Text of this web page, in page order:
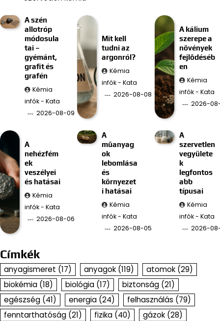
A szén
allotróp
módosula
tai –
gyémánt,
grafit és
grafén
Kémia
infók - Kata
2026-08-09
Mit kell
tudni az
argonról?
Kémia
infók - Kata
2026-08-08
A kálium
szerepe a
növények
fejlődéséb
en
Kémia
infók - Kata
2026-
A
nehézfém
ek
veszélyei
és hatásai
Kémia
infók - Kata
2026-08-06
A
műanyag
ok
lebomlása
és
környezet
i hatásai
Kémia
infók - Kata
2026-08-05
A
szervetlen
vegyülete
k
legfontos
abb
típusai
Kémia
infók - Kata
2026-
Címkék
anyagismeret (17) anyagok (119) atomok (29)
biokémia (18) biológia (17) biztonság (21)
egészség (41) energia (24) felhasználás (79)
fenntarthatóság (21) fizika (40) gázok (28)